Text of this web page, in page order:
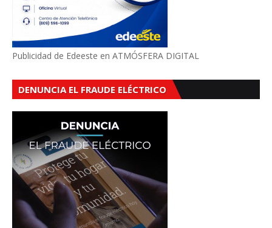
Publicidad de Edeeste en ATMÓSFERA DIGITAL
DENUNCIA EL FRAUDE ELÉCTRICO